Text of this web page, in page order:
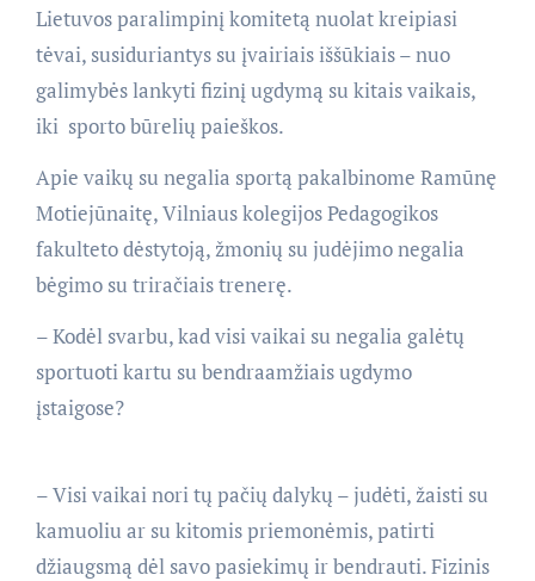
Lietuvos paralimpinį komitetą nuolat kreipiasi
tėvai, susiduriantys su įvairiais iššūkiais – nuo
galimybės lankyti fizinį ugdymą su kitais vaikais,
iki sporto būrelių paieškos.
Apie vaikų su negalia sportą pakalbinome Ramūnę
Motiejūnaitę, Vilniaus kolegijos Pedagogikos
fakulteto dėstytoją, žmonių su judėjimo negalia
bėgimo su triračiais trenerę.
– Kodėl svarbu, kad visi vaikai su negalia galėtų
sportuoti kartu su bendraamžiais ugdymo
įstaigose?
– Visi vaikai nori tų pačių dalykų – judėti, žaisti su
kamuoliu ar su kitomis priemonėmis, patirti
džiaugsmą dėl savo pasiekimų ir bendrauti. Fizinis